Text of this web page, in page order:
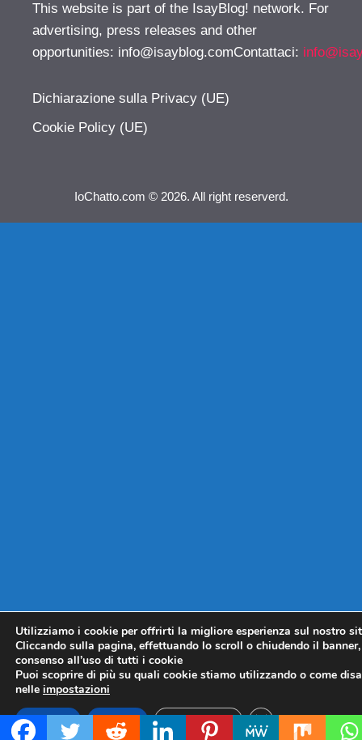
This website is part of the IsayBlog! network. For
advertising, press releases and other
opportunities: info@isayblog.comContattaci:
Dichiarazione sulla Privacy (UE)
Cookie Policy (UE)
IoChatto.com © 2026. All right reserverd.
Utilizziamo i cookie per offrirti la migliore esperienza sul nostro
Cliccando sulla pagina, effettuando lo scroll o chiudendo il
consenso all’uso di tutti i cookie
Puoi scoprire di più su quali cookie stiamo utilizzando o come
nelle impostazioni
Accetta Rifiuta Impostazioni CLOSE GDPR